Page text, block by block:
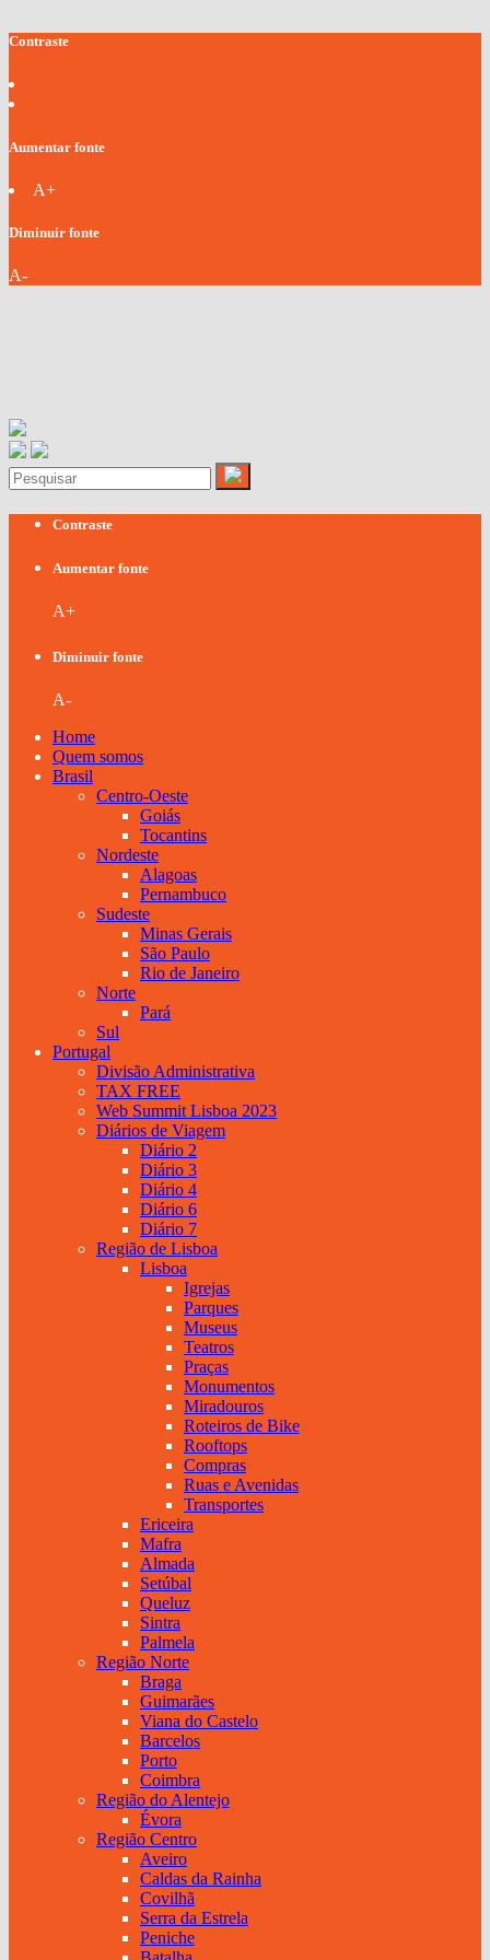
Contraste
Aumentar fonte
A+
Diminuir fonte
A-
Contraste
Aumentar fonte
A+
Diminuir fonte
A-
Home
Quem somos
Brasil
Centro-Oeste
Goiás
Tocantins
Nordeste
Alagoas
Pernambuco
Sudeste
Minas Gerais
São Paulo
Rio de Janeiro
Norte
Pará
Sul
Portugal
Divisão Administrativa
TAX FREE
Web Summit Lisboa 2023
Diários de Viagem
Diário 2
Diário 3
Diário 4
Diário 6
Diário 7
Região de Lisboa
Lisboa
Igrejas
Parques
Museus
Teatros
Praças
Monumentos
Miradouros
Roteiros de Bike
Rooftops
Compras
Ruas e Avenidas
Transportes
Ericeira
Mafra
Almada
Setúbal
Queluz
Sintra
Palmela
Região Norte
Braga
Guimarães
Viana do Castelo
Barcelos
Porto
Coimbra
Região do Alentejo
Évora
Região Centro
Aveiro
Caldas da Rainha
Covilhã
Serra da Estrela
Peniche